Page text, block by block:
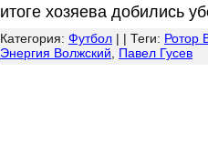
итоге хозяева добились
Категория: Футбол | | Теги: Ротор
Энергия Волжский
Павел Гусев